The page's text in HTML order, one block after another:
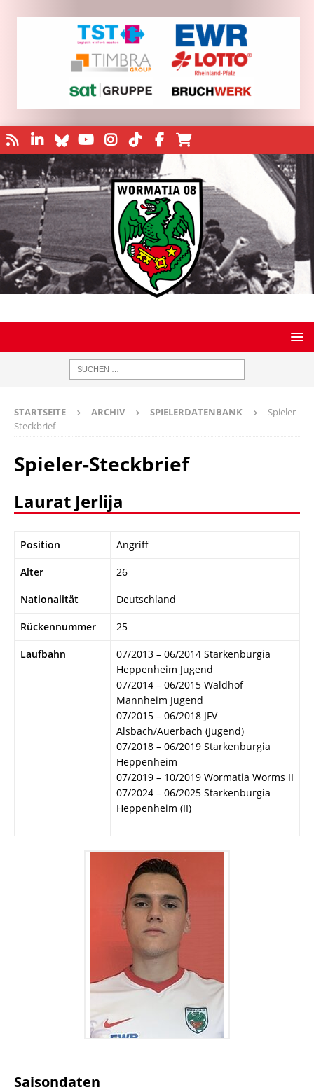
STARTSEITE ARCHIV SPIELERDATENBANK
Spieler-
Steckbrief
Spieler-Steckbrief
Laurat Jerlija
Position Angriff
Alter 26
Nationalität Deutschland
Rückennummer 25
Laufbahn
07/2013 – 06/2014 Starkenburgia
Heppenheim Jugend
07/2014 – 06/2015 Waldhof
Mannheim Jugend
07/2015 – 06/2018 JFV
Alsbach/Auerbach (Jugend)
07/2018 – 06/2019 Starkenburgia
Heppenheim
07/2019 – 10/2019 Wormatia Worms II
07/2024 – 06/2025 Starkenburgia
Heppenheim (II)
Saisondaten